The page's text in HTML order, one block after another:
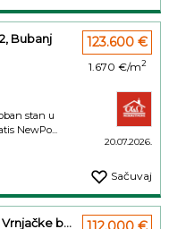
Bubanj
stan u
NewPo...
123.600 €
1.670 €/m2
20.07.2026.
Sačuvaj
b...